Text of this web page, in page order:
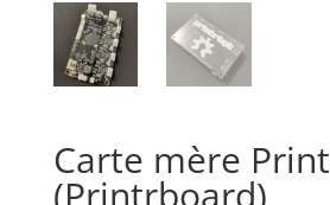
Carte mère
(Printrboard)